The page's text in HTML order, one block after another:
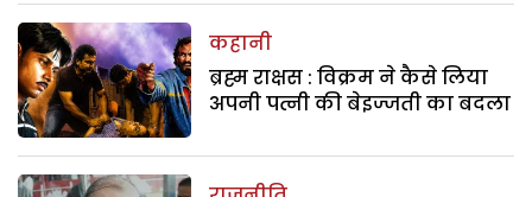
कहानी
ब्रह्म राक्षस : विक्रम ने कैसे लिया
अपनी पत्नी की बेइज्जती का बदला